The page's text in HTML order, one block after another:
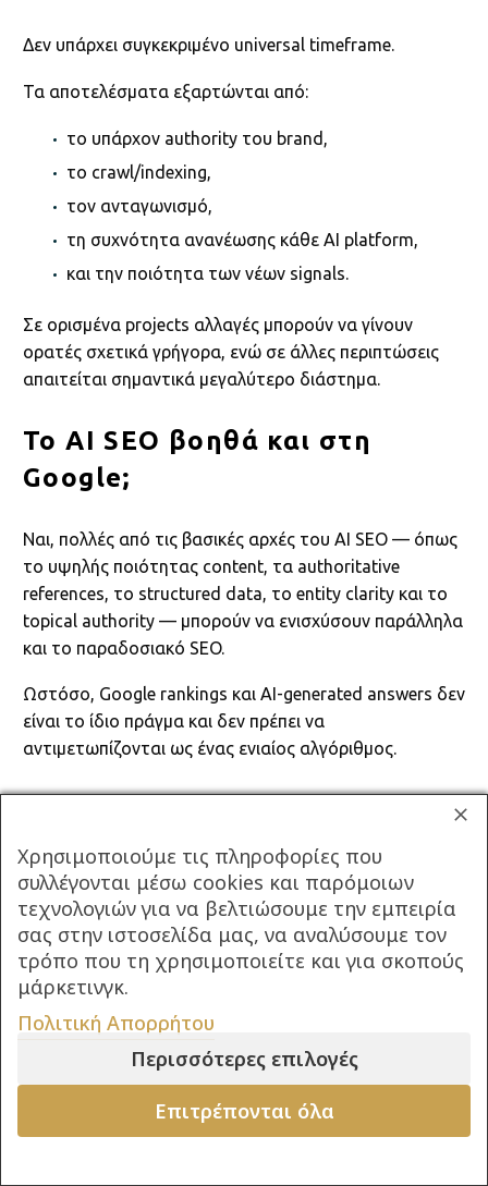
Δεν υπάρχει συγκεκριμένο universal timeframe.
Τα αποτελέσματα εξαρτώνται από:
το υπάρχον authority του brand,
το crawl/indexing,
τον ανταγωνισμό,
τη συχνότητα ανανέωσης κάθε AI platform,
και την ποιότητα των νέων signals.
Σε ορισμένα projects αλλαγές μπορούν να γίνουν
ορατές σχετικά γρήγορα, ενώ σε άλλες περιπτώσεις
απαιτείται σημαντικά μεγαλύτερο διάστημα.
Το AI SEO βοηθά και στη
Google;
Ναι, πολλές από τις βασικές αρχές του AI SEO — όπως
το υψηλής ποιότητας content, τα authoritative
references, το structured data, το entity clarity και το
topical authority — μπορούν να ενισχύσουν παράλληλα
και το παραδοσιακό SEO.
Ωστόσο, Google rankings και AI-generated answers δεν
είναι το ίδιο πράγμα και δεν πρέπει να
αντιμετωπίζονται ως ένας ενιαίος αλγόριθμος.
αρκεί να σας βρίσκουν
Η μεγαλύτερη αλλαγή δεν είναι ότι εξαφανίζεται το
παραδοσιακό Search.
Είναι ότι δίπλα του δημιουργείται ένα νέο επίπεδο
Οι χρήστες δεν ψάχνουν μόνο.
Ρωτούν.
Οι μηχανές δεν εμφανίζουν μόνο αποτελέσματα.
Χρησιμοποιούμε τις πληροφορίες που
συλλέγονται μέσω cookies και παρόμοιων
τεχνολογιών για να βελτιώσουμε την εμπειρία
σας στην ιστοσελίδα μας, να αναλύσουμε τον
τρόπο που τη χρησιμοποιείτε και για σκοπούς
μάρκετινγκ.
Πολιτική Απορρήτου
Περισσότερες επιλογές
Επιτρέπονται όλα